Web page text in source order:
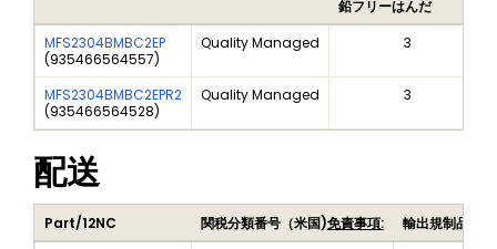
鉛フリーはんだ
MFS2304BMBC2EP
(935466564557)
Quality Managed 3
MFS2304BMBC2EPR2
(935466564528)
Quality Managed 3
配送
Part/12NC 関税分類番号（米国)免責事項:
輸出規制品目